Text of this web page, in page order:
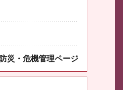
防災・危機管理ページ